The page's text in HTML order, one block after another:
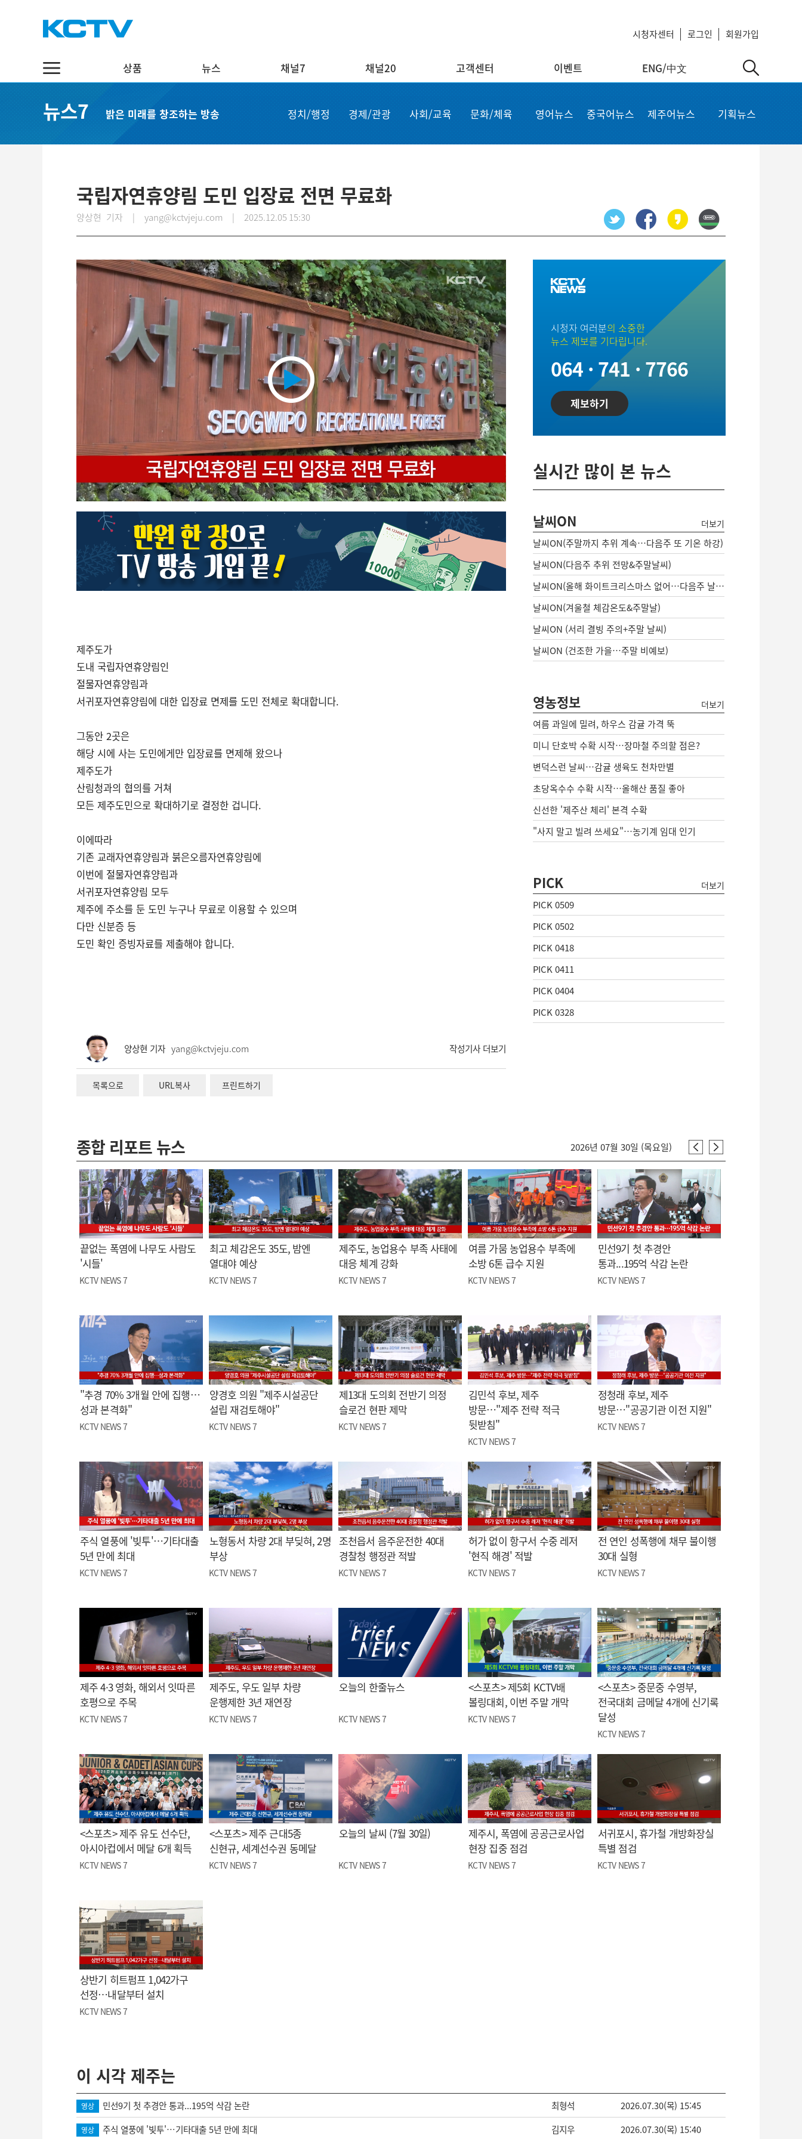
시청자센터 로그인 회원가입
상품 뉴스 채널7 채널20 고객센터 이벤트 ENG/中文
스마트 TV
스마트뷰앱
정치·행정
영어뉴스
중국어뉴스
기획뉴스
실시간보기
자주하는 질문
Order now
회원정보 수정
공지사항
뉴스7 밝은 미래를 창조하는 방송 정치/행정 경제/관광 사회/교육 문화/체육 영어뉴스 중국어뉴스 제주어뉴스 기획뉴스
국립자연휴양림 도민 입장료 전면 무료화
양상현 기자 | yang@kctvjeju.com | 2025.12.05 15:30
Play
Video
제주도가
도내 국립자연휴양림인
절물자연휴양림과
서귀포자연휴양림에 대한 입장료 면제를 도민 전체로 확대합니다.
그동안 2곳은
해당 시에 사는 도민에게만 입장료를 면제해 왔으나
제주도가
산림청과의 협의를 거쳐
모든 제주도민으로 확대하기로 결정한 겁니다.
이에따라
기존 교래자연휴양림과 붉은오름자연휴양림에
이번에 절물자연휴양림과
서귀포자연휴양림 모두
제주에 주소를 둔 도민 누구나 무료로 이용할 수 있으며
다만 신분증 등
도민 확인 증빙자료를 제출해야 합니다.
양상현 기자 yang@kctvjeju.com 작성기사 더보기
목록으로 URL복사 프린트하기
시청자 여러분의 소중한
뉴스 제보를 기다립니다.
064 · 741 · 7766
제보하기
실시간 많이 본 뉴스
날씨ON 더보기
날씨ON(주말까지 추위 계속…다음주 또 기온 하강)
날씨ON(다음주 추위 전망&주말날씨)
날씨ON(올해 화이트크리스마스 없어…다음주 날씨는?)
날씨ON(겨울철 체감온도&주말날)
날씨ON (서리 결빙 주의+주말 날씨)
날씨ON (건조한 가을…주말 비예보)
영농정보 더보기
여름 과일에 밀려, 하우스 감귤 가격 뚝
미니 단호박 수확 시작…장마철 주의할 점은?
변덕스런 날씨…감귤 생육도 천차만별
초당옥수수 수확 시작…올해산 품질 좋아
신선한 '제주산 체리' 본격 수확
"사지 말고 빌려 쓰세요"…농기계 임대 인기
PICK 더보기
PICK 0509
PICK 0502
PICK 0418
PICK 0411
PICK 0404
PICK 0328
종합 리포트 뉴스 2026년 07월 30일 (목요일)
끝없는 폭염에 나무도 사람도
'시들'
KCTV NEWS 7
최고 체감온도 35도, 밤엔
열대야 예상
KCTV NEWS 7
제주도, 농업용수 부족 사태에
대응 체계 강화
KCTV NEWS 7
여름 가뭄 농업용수 부족에
소방 6톤 급수 지원
KCTV NEWS 7
민선9기 첫 추경안
통과...195억 삭감 논란
KCTV NEWS 7
"추경 70% 3개월 안에 집행…
성과 본격화"
KCTV NEWS 7
양경호 의원 "제주시설공단
설립 재검토해야"
KCTV NEWS 7
제13대 도의회 전반기 의정
슬로건 현판 제막
KCTV NEWS 7
김민석 후보, 제주
방문…"제주 전략 적극
뒷받침"
KCTV NEWS 7
정청래 후보, 제주
방문…"공공기관 이전 지원"
KCTV NEWS 7
주식 열풍에 '빚투'…기타대출
5년 만에 최대
KCTV NEWS 7
노형동서 차량 2대 부딪혀, 2명
부상
KCTV NEWS 7
조천읍서 음주운전한 40대
경찰청 행정관 적발
KCTV NEWS 7
허가 없이 항구서 수중 레저
'현직 해경' 적발
KCTV NEWS 7
전 연인 성폭행에 채무 불이행
30대 실형
KCTV NEWS 7
제주 4·3 영화, 해외서 잇따른
호평으로 주목
KCTV NEWS 7
제주도, 우도 일부 차량
운행제한 3년 재연장
KCTV NEWS 7
오늘의 한줄뉴스
KCTV NEWS 7
<스포츠> 제5회 KCTV배
볼링대회, 이번 주말 개막
KCTV NEWS 7
<스포츠> 중문중 수영부,
전국대회 금메달 4개에 신기록
달성
KCTV NEWS 7
<스포츠> 제주 유도 선수단,
아시아컵에서 메달 6개 획득
KCTV NEWS 7
<스포츠> 제주 근대5종
신현규, 세계선수권 동메달
KCTV NEWS 7
오늘의 날씨 (7월 30일)
KCTV NEWS 7
제주시, 폭염에 공공근로사업
현장 집중 점검
KCTV NEWS 7
서귀포시, 휴가철 개방화장실
특별 점검
KCTV NEWS 7
상반기 히트펌프 1,042가구
선정…내달부터 설치
KCTV NEWS 7
이 시각 제주는
영상 민선9기 첫 추경안 통과...195억 삭감 논란 최형석 2026.07.30(목) 15:45
영상 주식 열풍에 '빚투'…기타대출 5년 만에 최대 김지우 2026.07.30(목) 15:40